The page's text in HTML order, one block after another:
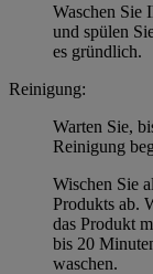
Waschen Sie
und spülen
es gründlich.
Reinigung:
Warten Sie,
Reinigung
Wischen Sie
Produkts ab.
das Produkt
bis 20
waschen.